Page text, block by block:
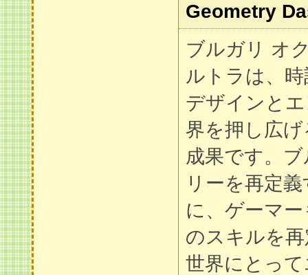
Geometry
ブルガリ オ
ルトラは、
デザインと
界を押し広
成果です。
リーを再定
に、ゲーマ
のスキルを
世界にとっ